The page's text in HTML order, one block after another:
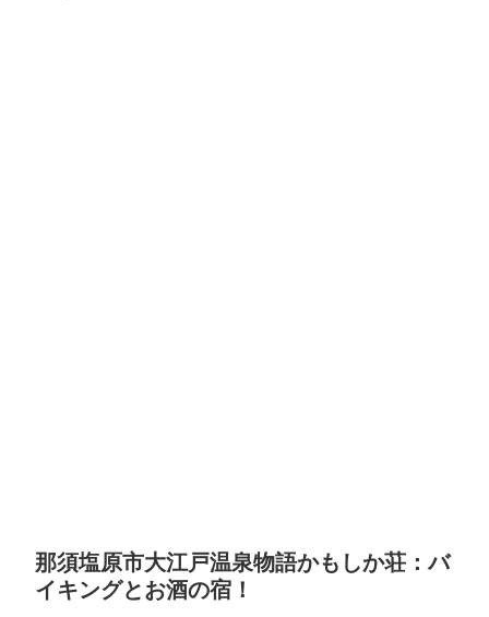
那須塩原市大江戸温泉物語かもしか荘：バ
イキングとお酒の宿！